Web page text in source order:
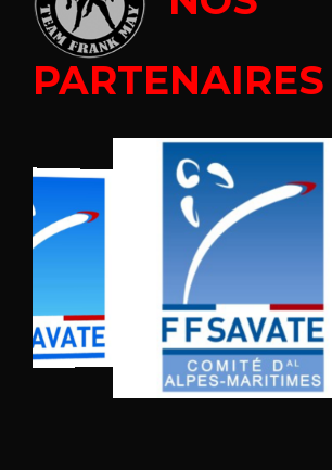
PARTENAIRES